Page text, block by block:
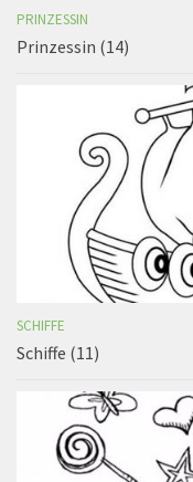
PRINZESSIN
Prinzessin (14)
SCHIFFE
Schiffe (11)